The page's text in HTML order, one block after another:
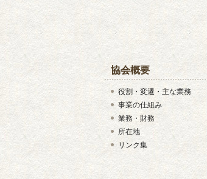
協会概要
役割・変遷・主な業務
事業の仕組み
業務・財務
所在地
リンク集